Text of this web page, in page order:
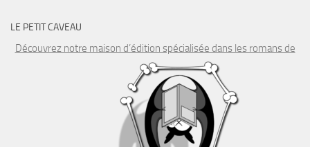
LE PETIT CAVEAU
Découvrez notre maison d’édition spécialisée dans les romans de